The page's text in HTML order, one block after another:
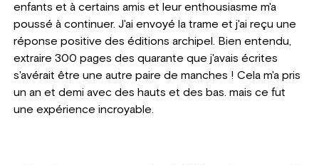
enfants et à certains amis et leur enthousiasme m'a
poussé à continuer. J'ai envoyé la trame et j'ai reçu une
réponse positive des éditions archipel. Bien entendu,
extraire 300 pages des quarante que j'avais écrites
s'avérait être une autre paire de manches ! Cela m'a pris
un an et demi avec des hauts et des bas. mais ce fut
une expérience incroyable.